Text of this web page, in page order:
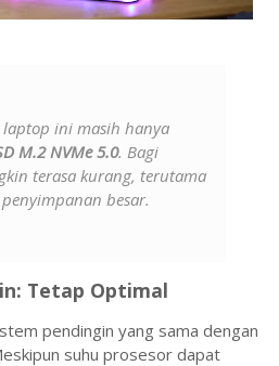
ini masih hanya
M.2 NVMe 5.0. Bagi
terasa kurang, terutama
besar.
Tetap Optimal
pendingin yang sama dengan
suhu prosesor dapat